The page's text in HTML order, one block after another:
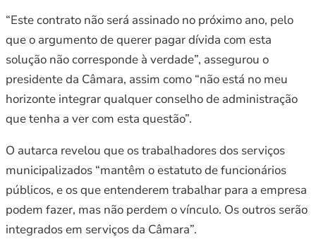
“Este contrato não será assinado no próximo ano, pelo
que o argumento de querer pagar dívida com esta
solução não corresponde à verdade”, assegurou o
presidente da Câmara, assim como “não está no meu
horizonte integrar qualquer conselho de administração
que tenha a ver com esta questão”.
O autarca revelou que os trabalhadores dos serviços
municipalizados “mantêm o estatuto de funcionários
públicos, e os que entenderem trabalhar para a empresa
podem fazer, mas não perdem o vínculo. Os outros serão
integrados em serviços da Câmara”.